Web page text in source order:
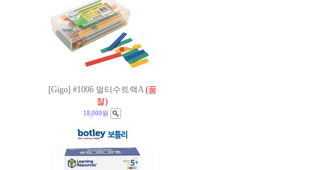
[Gigo] #1006 멀티수트랙A (품
절)
18,000원